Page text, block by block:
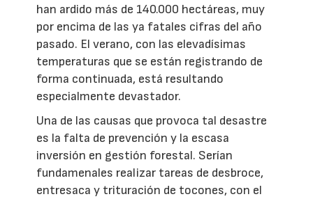
han ardido más de 140.000 hectáreas, muy
por encima de las ya fatales cifras del año
pasado. El verano, con las elevadísimas
temperaturas que se están registrando de
forma continuada, está resultando
especialmente devastador.
Una de las causas que provoca tal desastre
es la falta de prevención y la escasa
inversión en gestión forestal. Serían
fundamenales realizar tareas de desbroce,
entresaca y trituración de tocones, con el